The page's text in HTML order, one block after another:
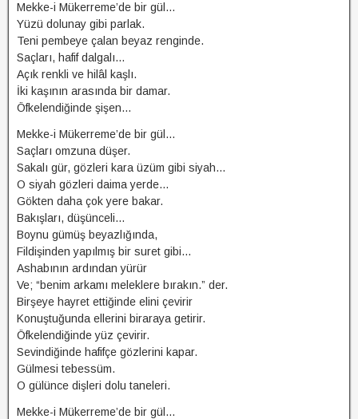
Mekke-i Mükerreme’de bir gül…
Yüzü dolunay gibi parlak.
Teni pembeye çalan beyaz renginde.
Saçları, hafif dalgalı…
Açık renkli ve hilâl kaşlı.
İki kaşının arasında bir damar.
Öfkelendiğinde şişen…
Mekke-i Mükerreme’de bir gül…
Saçları omzuna düşer.
Sakalı gür, gözleri kara üzüm gibi siyah…
O siyah gözleri daima yerde…
Gökten daha çok yere bakar.
Bakışları, düşünceli…
Boynu gümüş beyazlığında,
Fildişinden yapılmış bir suret gibi…
Ashabının ardından yürür
Ve; “benim arkamı meleklere bırakın.” der.
Birşeye hayret ettiğinde elini çevirir
Konuştuğunda ellerini biraraya getirir.
Öfkelendiğinde yüz çevirir.
Sevindiğinde hafifçe gözlerini kapar.
Gülmesi tebessüm.
O gülünce dişleri dolu taneleri.
Mekke-i Mükerreme’de bir gül…